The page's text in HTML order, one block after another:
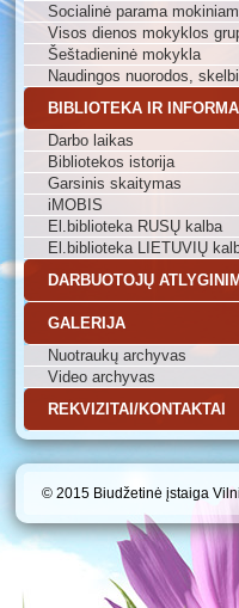
Socialinė parama
Visos dienos mokyklos
Šeštadieninė mokykla
Naudingos nuorodos,
BIBLIOTEKA IR
Darbo laikas
Bibliotekos istorija
Garsinis skaitymas
iMOBIS
El.biblioteka RUSŲ kalba
El.biblioteka LIETUVIŲ
DARBUOTOJŲ
GALERIJA
Nuotraukų archyvas
Video archyvas
REKVIZITAI/KONTAKTAI
© 2015 Biudžetinė įstaiga